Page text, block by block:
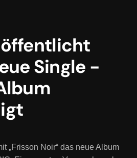
Single -
„Frisson Noir“ das neue Album